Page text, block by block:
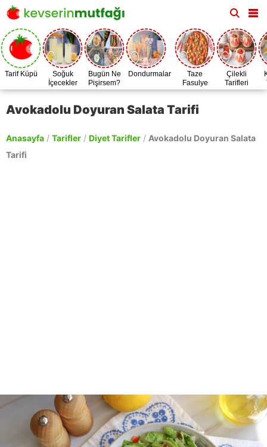
Tarif Küpü
Soğuk
İçecekler
Bugün Ne
Pişirsem?
Dondurmalar
Taze
Fasulye
Zamanı
Çilekli
Tarifleri
Avokadolu Doyuran Salata Tarifi
Anasayfa / Tarifler / Diyet Tarifler / Avokadolu Doyuran Salata
Tarifi